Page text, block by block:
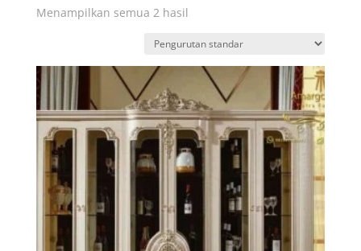
Menampilkan semua 2 hasil